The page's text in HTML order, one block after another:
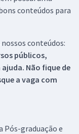
conteúdos para
conteúdos:
públicos,
Não fique de
a vaga com
Pós-graduação e